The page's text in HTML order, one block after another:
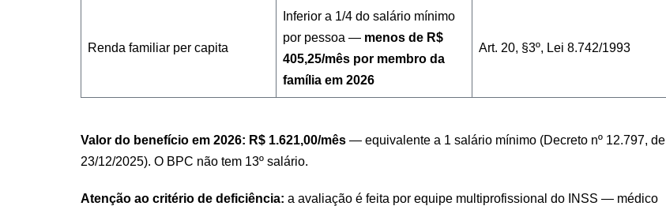
Renda familiar per capita
Inferior a 1/4 do salário mínimo
por pessoa — menos de R$
405,25/mês por membro da
família em 2026
Art. 20, §3º, Lei 8.742/1993
Valor do benefício em 2026: R$ 1.621,00/mês — equivalente a 1 salário mínimo (Decreto nº 12.797, de
23/12/2025). O BPC não tem 13º salário.
Atenção ao critério de deficiência: a avaliação é feita por equipe multiprofissional do INSS — médico